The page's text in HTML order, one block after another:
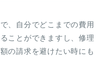
、自分でどこまでの費用
ことができますし、修理
の請求を避けたい時にも